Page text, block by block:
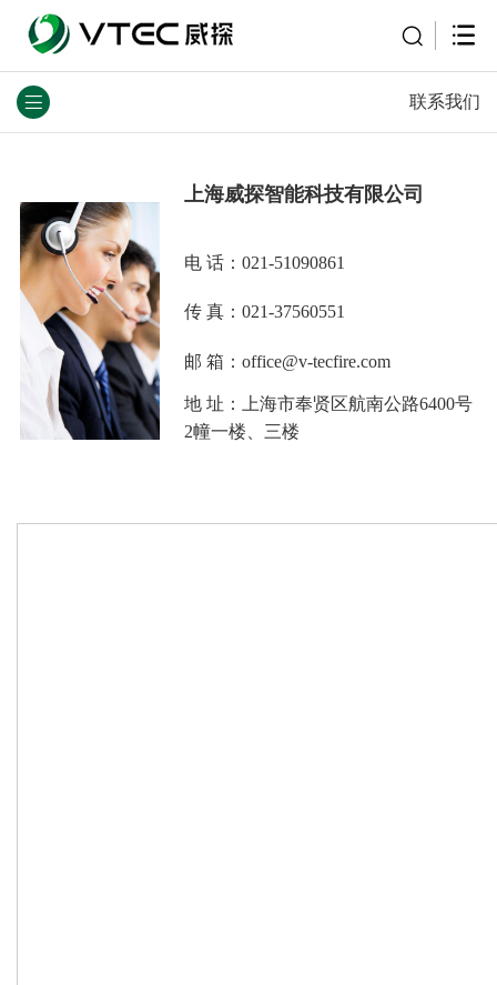
联系我们
上海威探智能科技有限公司
电 话：021-51090861
传 真：021-37560551
邮 箱：office@v-tecfire.com
地 址：上海市奉贤区航南公路6400号
2幢一楼、三楼